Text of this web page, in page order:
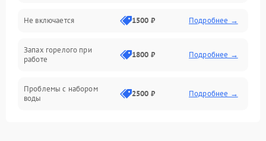
Не включается 1500 ₽ Подробнее →
Запах горелого при
работе
1800 ₽ Подробнее →
Проблемы с набором
воды
2500 ₽ Подробнее →